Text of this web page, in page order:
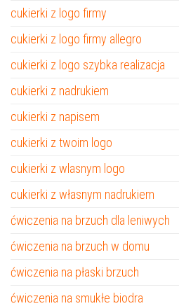
cukierki z logo firmy
cukierki z logo firmy allegro
cukierki z logo szybka realizacja
cukierki z nadrukiem
cukierki z napisem
cukierki z twoim logo
cukierki z wlasnym logo
cukierki z własnym nadrukiem
ćwiczenia na brzuch dla leniwych
ćwiczenia na brzuch w domu
ćwiczenia na płaski brzuch
ćwiczenia na smukłe biodra